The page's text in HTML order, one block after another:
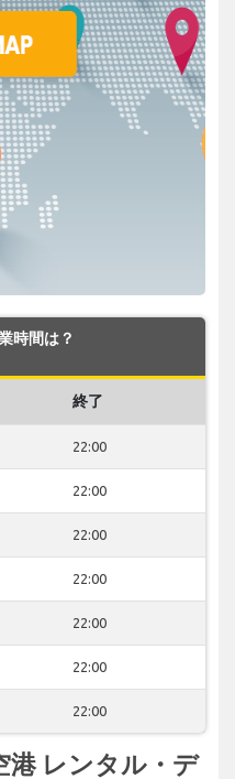
時間は？
終了
22:00
22:00
22:00
22:00
22:00
22:00
22:00
港 レンタル・デ